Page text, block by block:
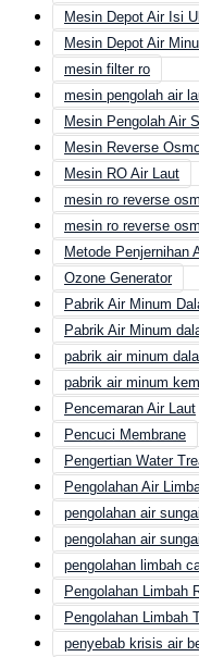
Mesin Depot Air Isi
Mesin Depot Air
mesin filter ro
mesin pengolah air
Mesin Pengolah Air
Mesin Reverse
Mesin RO Air Laut
mesin ro reverse
mesin ro reverse
Metode Penjernihan
Ozone Generator
Pabrik Air Minum
Pabrik Air Minum
pabrik air minum
pabrik air minum
Pencemaran Air Laut
Pencuci Membrane
Pengertian Water
Pengolahan Air
pengolahan air sungai
pengolahan air
pengolahan limbah
Pengolahan Limbah
Pengolahan Limbah
penyebab krisis air